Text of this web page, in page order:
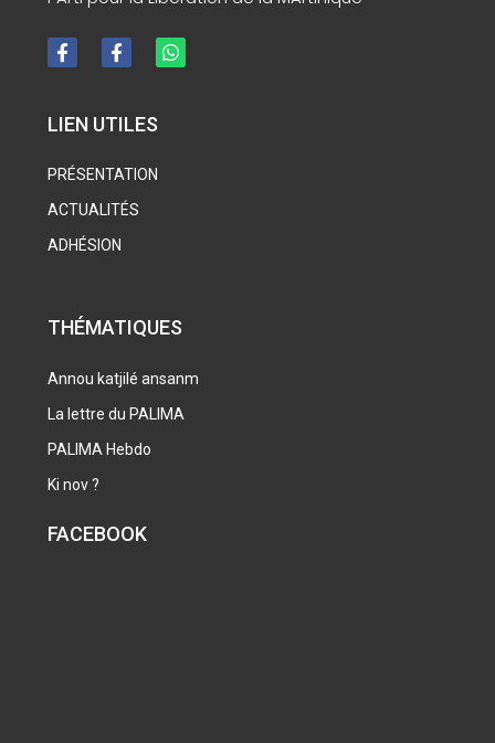
LIEN UTILES
PRÉSENTATION
ACTUALITÉS
ADHÉSION
THÉMATIQUES
Annou katjilé ansanm
La lettre du PALIMA
PALIMA Hebdo
Ki nov ?
FACEBOOK